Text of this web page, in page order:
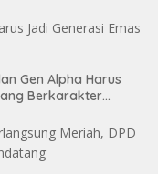
Gen Alpha Harus
Berkarakter